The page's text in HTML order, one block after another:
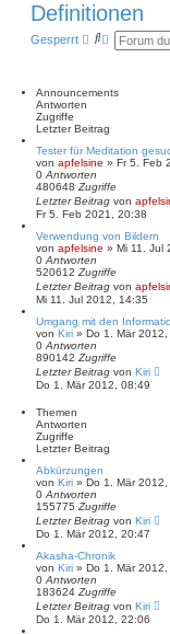
Definitionen
Gesperrt
S
e
E
i
r
e
S
u
c
h
e
Announcements
Antworten
Zugriffe
Letzter Beitrag
Tester für Meditation
von apfelsine » Fr 5. Feb
0 Antworten
480648 Zugriffe
Letzter Beitrag von
Fr 5. Feb 2021, 20:38
Verwendung von Bildern
von apfelsine » Mi 11. Jul
0 Antworten
520612 Zugriffe
Letzter Beitrag von
Mi 11. Jul 2012, 14:35
Umgang mit den
von Kiri » Do 1. Mär
0 Antworten
890142 Zugriffe
Letzter Beitrag von Kiri
Do 1. Mär 2012, 08:49
Themen
Antworten
Zugriffe
Letzter Beitrag
Abkürzungen
von Kiri » Do 1. Mär 2012,
0 Antworten
155775 Zugriffe
Letzter Beitrag von Kiri
Do 1. Mär 2012, 20:47
Akasha-Chronik
von Kiri » Do 1. Mär 2012,
0 Antworten
183624 Zugriffe
Letzter Beitrag von Kiri
Do 1. Mär 2012, 22:06